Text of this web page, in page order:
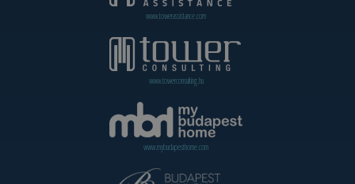
www.towerassistance.com
www.towerconsulting.hu
www.mybudapesthome.com